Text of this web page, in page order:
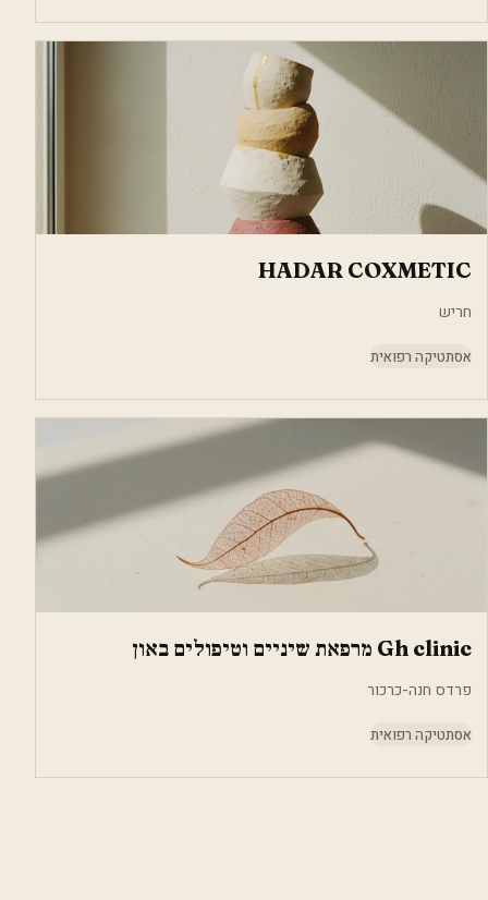
HADAR COXMETIC
חריש
אסתטיקה רפואית
Gh clinic מרפאת שיניים וטיפולים באון
פרדס חנה-כרכור
אסתטיקה רפואית